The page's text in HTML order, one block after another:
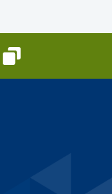
Copy link